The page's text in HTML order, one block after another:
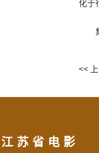
化于
<<
江苏省电影